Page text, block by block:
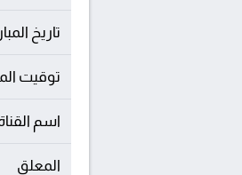
تاريخ
توقيت
اسم
المعلق